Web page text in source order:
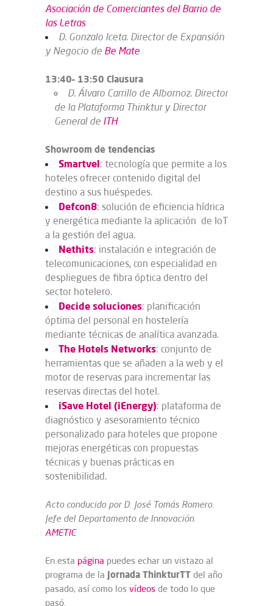
Asociación de Comerciantes del Barrio de
las Letras
D. Gonzalo Iceta. Director de Expansión
y Negocio de Be Mate
13:40– 13:50 Clausura
D. Álvaro Carrillo de Albornoz. Director
de la Plataforma Thinktur y Director
General de ITH
Showroom de tendencias
Smartvel: tecnología que permite a los
hoteles ofrecer contenido digital del
destino a sus huéspedes.
Defcon8: solución de eficiencia hídrica
y energética mediante la aplicación de IoT
a la gestión del agua.
Nethits: instalación e integración de
telecomunicaciones, con especialidad en
despliegues de fibra óptica dentro del
sector hotelero.
Decide soluciones: planificación
óptima del personal en hostelería
mediante técnicas de analítica avanzada.
The Hotels Networks: conjunto de
herramientas que se añaden a la web y el
motor de reservas para incrementar las
reservas directas del hotel.
iSave Hotel (iEnergy): plataforma de
diagnóstico y asesoramiento técnico
personalizado para hoteles que propone
mejoras energéticas con propuestas
técnicas y buenas prácticas en
sostenibilidad.
Acto conducido por D. José Tomás Romero.
Jefe del Departamento de Innovación.
AMETIC
En esta página puedes echar un vistazo al
programa de la Jornada ThinkturTT del año
pasado, así como los vídeos de todo lo que
pasó.